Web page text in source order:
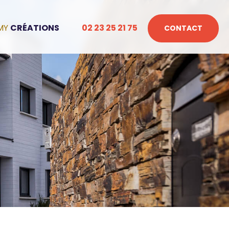
CRÉATIONS 02 23 25 21 75 CONTACT